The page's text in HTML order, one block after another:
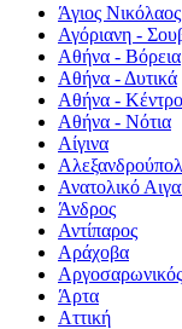
Άγιος
Αγόριανη -
Αθήνα - Βόρεια
Αθήνα - Δυτικά
Αθήνα - Κέντρο
Αθήνα - Νότια
Αίγινα
Ανατολικό
Άνδρος
Αντίπαρος
Αράχοβα
Αργοσαρωνικός
Άρτα
Αττική